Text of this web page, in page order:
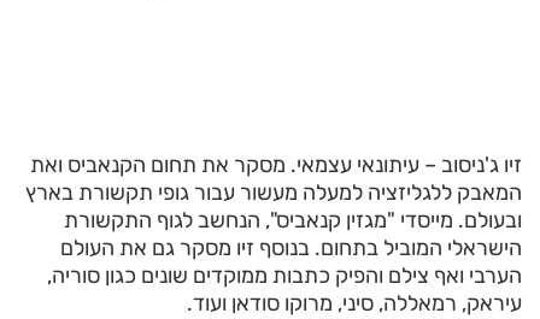
זיו ג'ניסוב – עיתונאי עצמאי. מסקר את תחום הקנאביס ואת
המאבק ללגליזציה למעלה מעשור עבור גופי תקשורת בארץ
ובעולם. מייסדי "מגזין קנאביס", הנחשב לגוף התקשורת
הישראלי המוביל בתחום. בנוסף זיו מסקר גם את העולם
הערבי ואף צילם והפיק כתבות ממוקדים שונים כגון סוריה,
עיראק, רמאללה, סיני, מרוקו סודאן ועוד.